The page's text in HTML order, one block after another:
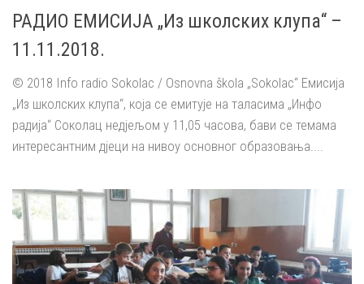
РАДИО ЕМИСИЈА „Из школских клупа“ –
11.11.2018.
© 2018 Info radio Sokolac / Osnovna škola „Sokolac“ Емисија
„Из школских клупа“, која се емитује на таласима „Инфо
радија“ Соколац недјељом у 11,05 часова, бави се темама
интересантним дјеци на нивоу основног образовања....